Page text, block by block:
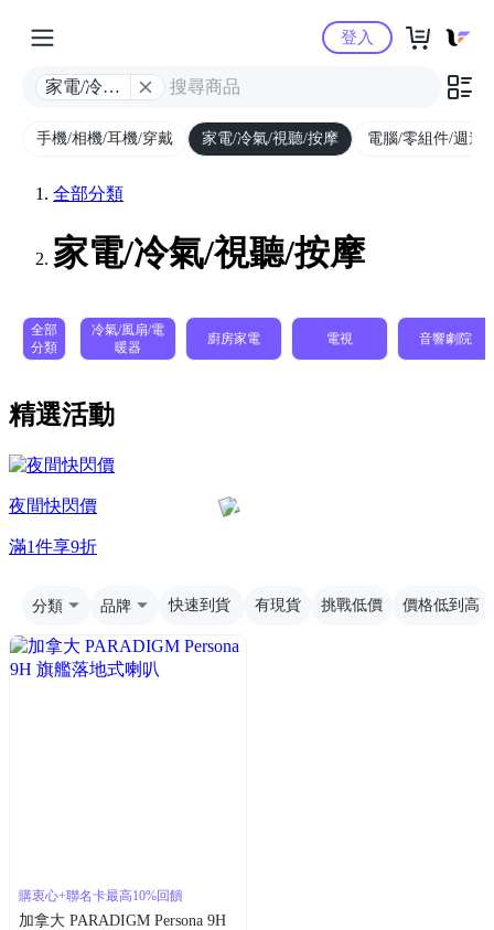
Yahoo購物中心
家電/冷氣/
登入
手機/相機/耳機/穿戴 家電/冷氣/視聽/按摩 電腦/零組件/週邊/
全部分類
家電/冷氣/視聽/按摩
全部
分類
冷氣/風扇/電
暖器
廚房家電 電視 音響劇院
精選活動
夜間快閃價
滿1件享9折
分類 品牌 快速到貨 有現貨 挑戰低價 價格低到高
購衷心+聯名卡最高10%回饋
加拿大 PARADIGM Persona 9H